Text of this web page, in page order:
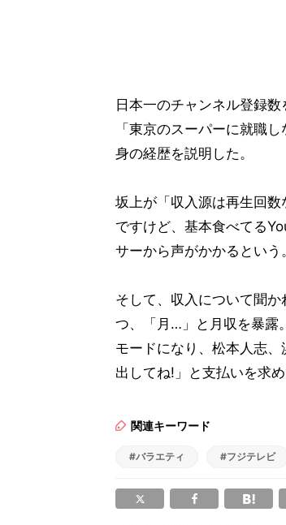
日本一のチャンネル登録
「東京のスーパーに就職
身の経歴を説明した。
坂上が「収入源は再生回
ですけど、基本食べてる
サーから声がかかるという。
そして、収入について聞
つ、「月…」と月収を暴露
モードになり、松本人志
出してね!」と支払いを求め
関連キーワード
#バラエティ #フジテレビ